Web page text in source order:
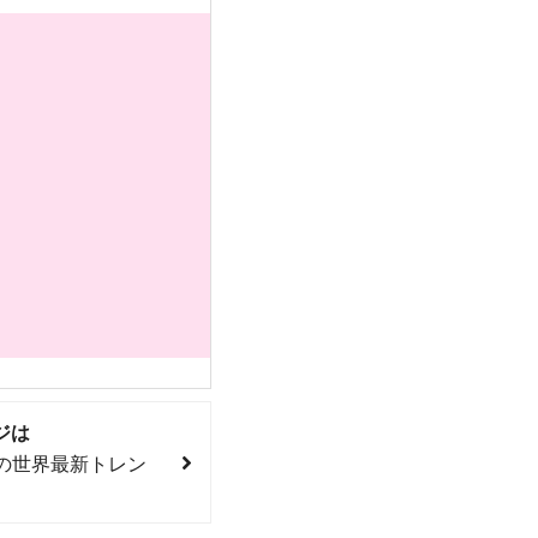
は
世界最新トレン